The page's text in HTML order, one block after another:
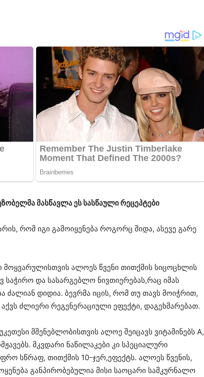
მასწავლა ეს სასწაული რეცეპტები
რომ იგი გამოიყენება როგორც შიდა, ასევე გარე
ალოეს წვენი თითქმის სიცოცხლის
საჭირო და სასარგებლო ნივთიერებას,რაც იმას
ძალიან დიდია. ბევრმა იცის, რომ თუ თავს მოიჭრით,
ძლიერი რეგენერაციული ეფექტი, დაგეხმარებათ.
მშენებლობისთვის ალოე შეიცავს ვიტამინებს A,
მკვდარი ნაწილაკები კი სპეციალური
სწრაფ, თითქმის 10-ჯერ,ეფექტს. ალოეს წვენის,
განპირობებულია მისი საოცარი სამკურნალო